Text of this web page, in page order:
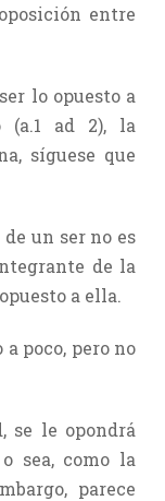
entre
lo opuesto a
(a.1 ad 2), la
síguese que
un ser no es
de la
a ella.
poco, pero no
se le opondrá
sea, como la
parece